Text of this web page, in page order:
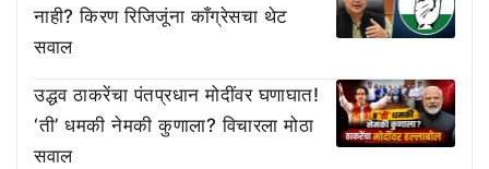
नाही? किरण रिजिजूंना काँग्रेसचा थेट
सवाल
उद्धव ठाकरेंचा पंतप्रधान मोदींवर घणाघात!
‘ती’ धमकी नेमकी कुणाला? विचारला मोठा
सवाल